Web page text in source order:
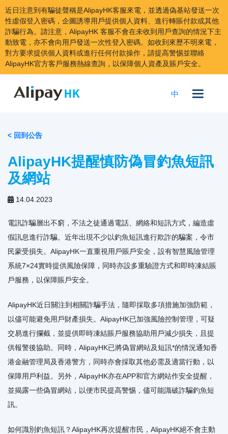
近日注意到有騙徒聲稱是AlipayHK客服來電，並透過偽基站發送一次
性虛假登入密碼，企圖誘導用戶提供個人資料、進行轉賬付款或其他
詐騙行為。請注意，AlipayHK 客服不會在未收到用戶查詢的情況下主
動致電，亦不會向用戶發送一次性登入密碼。如收到來歷不明來電，
對方要求提供個人資料或進行任何付款操作，請提高警惕並聯絡
AlipayHK官方客戶服務熱線查詢，以保障個人資產及賬戶安全。
中
< 回到公告
AlipayHK提醒慎防偽冒釣魚短訊
及網站
14.04.2023
電訊詐騙層出不窮，不法之徒通過電話、網絡和短訊方式，編造虛
假訊息進行詐騙。近年出現不少以釣魚短訊進行欺詐的騙案，令市
民蒙受損失。AlipayHK一直重視用戶賬戶安全，設有智慧風險管理
系統7×24實時提供風險保障，同時亦設多重驗證方式和即時凍結賬
戶服務，以保障賬戶安全。
AlipayHK近日關注到相關詐騙手法，隨即採取多項措施加強防範，
以儘可能避免用戶財產損失。AlipayHK已加強風險控制管理，可疑
交易進行攔截，並提供即時凍結賬戶服務協助用戶減少損失，且提
供報警後協助。同時，AlipayHK已將偽冒網站及短訊*的情況通知香
港金融管理局及香港警方，同時亦會採取其他必需及適當行動，以
保障用戶利益。另外，AlipayHK亦在APP和官方網站作安全提醒，
並揭露一些偽冒網站，以便市民提高警惕，儘可能識破詐騙釣魚短
訊。
如何識別釣魚短訊？AlipayHK再次提醒市民，AlipayHK絕不會主動